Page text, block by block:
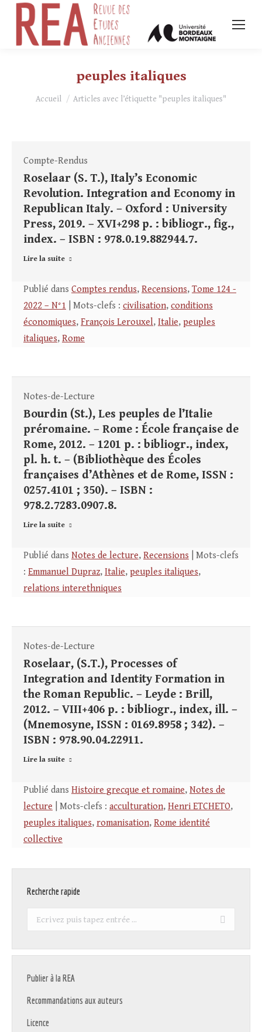
peuples italiques
Vous êtes ici :
Accueil Articles avec l’étiquette "peuples italiques"
Compte-Rendus
Roselaar (S. T.), Italy’s Economic
Revolution. Integration and Economy in
Republican Italy. – Oxford : University
Press, 2019. – XVI+298 p. : bibliogr., fig.,
index. – ISBN : 978.0.19.882944.7.
Lire la suite
Publié dans Comptes rendus, Recensions, Tome 124 -
2022 – N°1 | Mots-clefs : civilisation, conditions
économiques, François Lerouxel, Italie, peuples
italiques, Rome
Notes-de-Lecture
Bourdin (St.), Les peuples de l’Italie
préromaine. – Rome : École française de
Rome, 2012. – 1201 p. : bibliogr., index,
pl. h. t. – (Bibliothèque des Écoles
françaises d’Athènes et de Rome, ISSN :
0257.4101 ; 350). – ISBN :
978.2.7283.0907.8.
Lire la suite
Publié dans Notes de lecture, Recensions | Mots-clefs
: Emmanuel Dupraz, Italie, peuples italiques,
relations interethniques
Notes-de-Lecture
Roselaar, (S.T.), Processes of
Integration and Identity Formation in
the Roman Republic. – Leyde : Brill,
2012. – VIII+406 p. : bibliogr., index, ill. –
(Mnemosyne, ISSN : 0169.8958 ; 342). –
ISBN : 978.90.04.22911.
Lire la suite
Publié dans Histoire grecque et romaine, Notes de
lecture | Mots-clefs : acculturation, Henri ETCHETO,
peuples italiques, romanisation, Rome identité
collective
Recherche rapide
Recherche
Publier à la REA
Recommandations aux auteurs
Licence